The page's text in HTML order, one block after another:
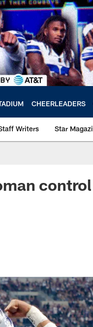
CHEERLEADERS
Writers Star